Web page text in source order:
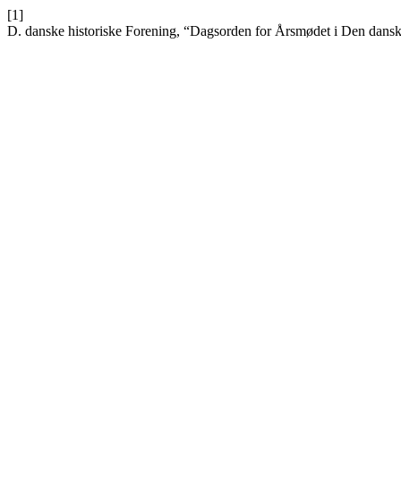
[1]
D. danske historiske Forening, “Dagsorden for Årsmødet i Den